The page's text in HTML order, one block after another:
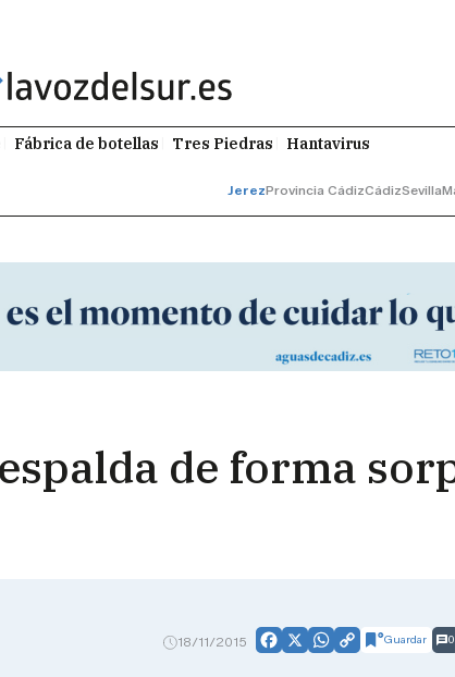
Fábrica de botellas Tres Piedras Hantavirus
JerezProvincia CádizCádizSevilla
de forma
18/11/2015 Facebook
X WhatsApp
CopyGuardar 0